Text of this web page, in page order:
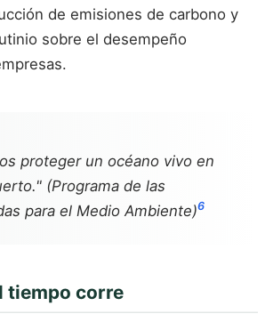
de emisiones de carbono y
sobre el desempeño
proteger un océano vivo en
(Programa de las
para el Medio Ambiente)6
tiempo corre